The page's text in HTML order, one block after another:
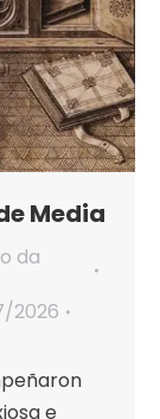
Media
da
2026
e